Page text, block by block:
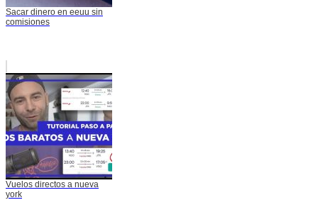
Sacar dinero en eeuu sin
comisiones
Vuelos directos a nueva
york